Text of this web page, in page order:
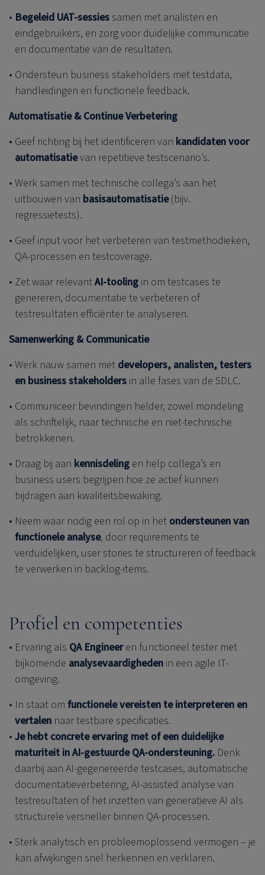
Begeleid UAT-sessies samen met analisten en
eindgebruikers, en zorg voor duidelijke communicatie
en documentatie van de resultaten.
Ondersteun business stakeholders met testdata,
handleidingen en functionele feedback.
Automatisatie & Continue Verbetering
Geef richting bij het identificeren van kandidaten voor
automatisatievan repetitieve testscenario’s.
Werk samen met technische collega’s aan het
uitbouwen van basisautomatisatie(bijv.
regressietests).
Geef input voor het verbeteren van testmethodieken,
QA-processen en testcoverage.
Zet waar relevantAI-tooling in om testcases te
genereren, documentatie te verbeteren of
testresultaten efficiënter te analyseren.
Samenwerking & Communicatie
Werk nauw samen met developers, analisten, testers
en business stakeholders in alle fases van de SDLC.
Communiceer bevindingen helder, zowel mondeling
als schriftelijk, naar technische en niet-technische
betrokkenen.
Draag bij aan kennisdeling en help collega’s en
business users begrijpen hoe ze actief kunnen
bijdragen aan kwaliteitsbewaking.
Neem waar nodig een rol op in het ondersteunen van
functionele analyse, door requirements te
verduidelijken, user stories te structureren of feedback
te verwerken in backlog-items.
Profiel en competenties
Ervaring als QA Engineeren functioneel tester met
bijkomende analysevaardigheden in een agile IT-
omgeving.
In staat om functionele vereisten te interpreteren en
vertalen naar testbare specificaties.
Je hebt concrete ervaring met of een duidelijke
maturiteit in AI‑gestuurde QA‑ondersteuning. Denk
daarbij aan AI‑gegenereerde testcases, automatische
documentatieverbetering, AI‑assisted analyse van
testresultaten of het inzetten van generatieve AI als
structurele versneller binnen QA-processen.
Sterk analytisch en probleemoplossend vermogen – je
kan afwijkingen snel herkennen en verklaren.